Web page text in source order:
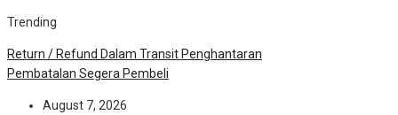
Trending
Return / Refund Dalam Transit Penghantaran
Pembatalan Segera Pembeli
August 7, 2026